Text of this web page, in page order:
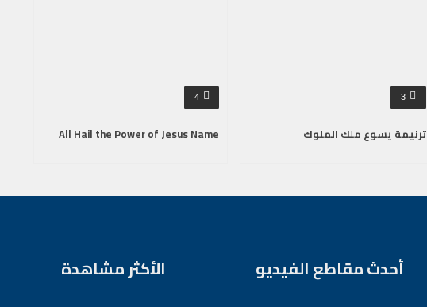
3
ترنيمة يسوع ملك الملوك
4
All Hail the Power of Jesus Name
أحدث مقاطع الفيديو الأكثر مشاهدة